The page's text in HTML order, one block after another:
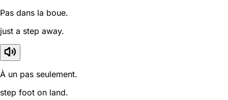
Pas dans la boue.
just a step away.
À un pas seulement.
step foot on land.